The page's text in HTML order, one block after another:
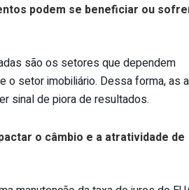
podem se beneficiar ou
são os setores que dependem
o setor imobiliário. Dessa forma, as
sinal de piora de resultados.
o câmbio e a atratividade de